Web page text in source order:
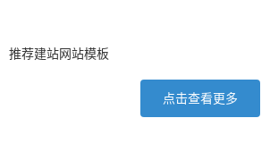
推荐建站网站模板
点击查看更多